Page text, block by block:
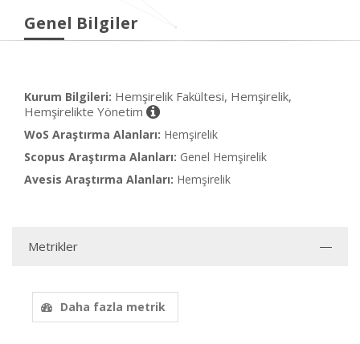
Genel Bilgiler
Kurum Bilgileri: Hemşirelik Fakültesi, Hemşirelik,
Hemşirelikte Yönetim
WoS Araştırma Alanları: Hemşirelik
Scopus Araştırma Alanları: Genel Hemşirelik
Avesis Araştırma Alanları: Hemşirelik
Metrikler
Daha fazla metrik